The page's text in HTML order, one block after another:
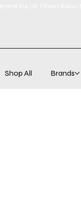
Shop All Brands